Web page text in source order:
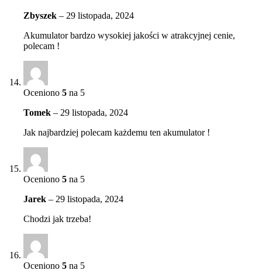
Zbyszek – 29 listopada, 2024
Akumulator bardzo wysokiej jakości w atrakcyjnej cenie,
polecam !
Oceniono 5 na 5
Tomek – 29 listopada, 2024
Jak najbardziej polecam każdemu ten akumulator !
Oceniono 5 na 5
Jarek – 29 listopada, 2024
Chodzi jak trzeba!
Oceniono 5 na 5